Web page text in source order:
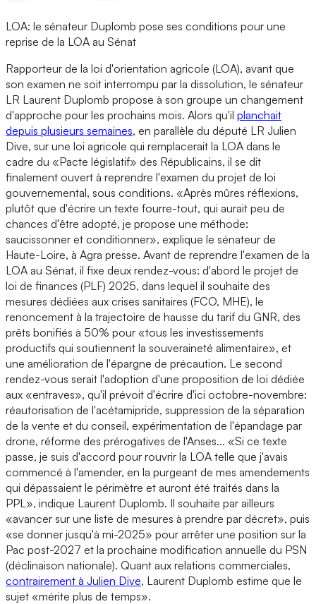
LOA: le sénateur Duplomb pose ses conditions pour une
reprise de la LOA au Sénat
Rapporteur de la loi d'orientation agricole (LOA), avant que
son examen ne soit interrompu par la dissolution, le sénateur
LR Laurent Duplomb propose à son groupe un changement
d'approche pour les prochains mois. Alors qu'il planchait
depuis plusieurs semaines, en parallèle du député LR Julien
Dive, sur une loi agricole qui remplacerait la LOA dans le
cadre du «Pacte législatif» des Républicains, il se dit
finalement ouvert à reprendre l'examen du projet de loi
gouvernemental, sous conditions. «Après mûres réflexions,
plutôt que d'écrire un texte fourre-tout, qui aurait peu de
chances d'être adopté, je propose une méthode:
saucissonner et conditionner», explique le sénateur de
Haute-Loire, à Agra presse. Avant de reprendre l'examen de la
LOA au Sénat, il fixe deux rendez-vous: d'abord le projet de
loi de finances (PLF) 2025, dans lequel il souhaite des
mesures dédiées aux crises sanitaires (FCO, MHE), le
renoncement à la trajectoire de hausse du tarif du GNR, des
prêts bonifiés à 50% pour «tous les investissements
productifs qui soutiennent la souveraineté alimentaire», et
une amélioration de l'épargne de précaution. Le second
rendez-vous serait l'adoption d'une proposition de loi dédiée
aux «entraves», qu'il prévoit d'écrire d'ici octobre-novembre:
réautorisation de l'acétamipride, suppression de la séparation
de la vente et du conseil, expérimentation de l'épandage par
drone, réforme des prérogatives de l'Anses... «Si ce texte
passe, je suis d'accord pour rouvrir la LOA telle que j'avais
commencé à l'amender, en la purgeant de mes amendements
qui dépassaient le périmètre et auront été traités dans la
PPL», indique Laurent Duplomb. Il souhaite par ailleurs
«avancer sur une liste de mesures à prendre par décret», puis
«se donner jusqu'à mi-2025» pour arrêter une position sur la
Pac post-2027 et la prochaine modification annuelle du PSN
(déclinaison nationale). Quant aux relations commerciales,
contrairement à Julien Dive, Laurent Duplomb estime que le
sujet «mérite plus de temps».